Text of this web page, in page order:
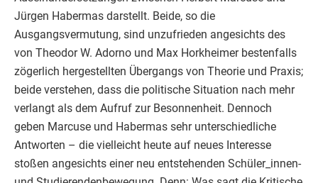
Jürgen Habermas darstellt. Beide, so die
Ausgangsvermutung, sind unzufrieden angesichts des
von Theodor W. Adorno und Max Horkheimer bestenfalls
zögerlich hergestellten Übergangs von Theorie und Praxis;
beide verstehen, dass die politische Situation nach mehr
verlangt als dem Aufruf zur Besonnenheit. Dennoch
geben Marcuse und Habermas sehr unterschiedliche
Antworten – die vielleicht heute auf neues Interesse
stoßen angesichts einer neu entstehenden Schüler_innen-